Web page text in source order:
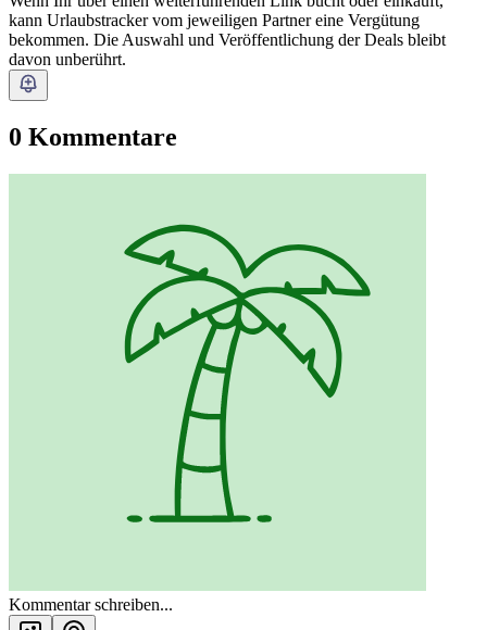
kann Urlaubstracker vom jeweiligen Partner eine Vergütung
bekommen. Die Auswahl und Veröffentlichung der Deals bleibt
davon unberührt.
0 Kommentare
Kommentar schreiben...